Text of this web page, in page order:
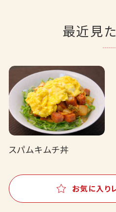
最近見
スパムキムチ丼
お気に入り